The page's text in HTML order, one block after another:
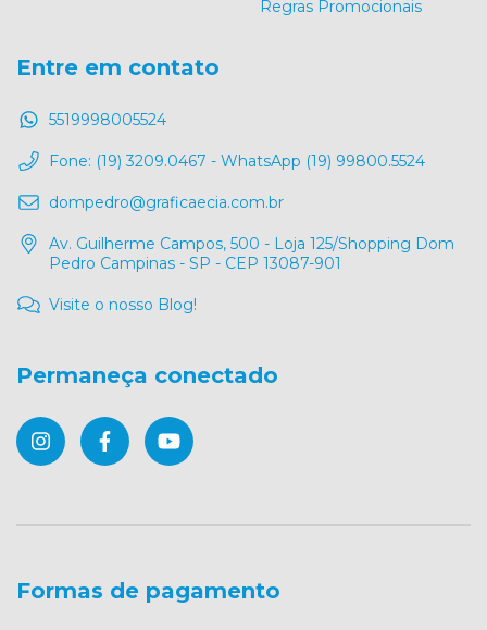
Regras Promocionais
Entre em contato
5519998005524
Fone: (19) 3209.0467 - WhatsApp (19) 99800.5524
dompedro@graficaecia.com.br
Av. Guilherme Campos, 500 - Loja 125/Shopping Dom
Pedro Campinas - SP - CEP 13087-901
Visite o nosso Blog!
Permaneça conectado
Formas de pagamento